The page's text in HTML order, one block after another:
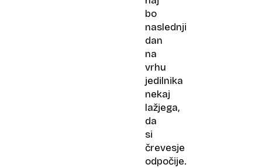
bo
naslednji
dan
na
vrhu
jedilnika
nekaj
lažjega,
da
si
črevesje
odpočije.